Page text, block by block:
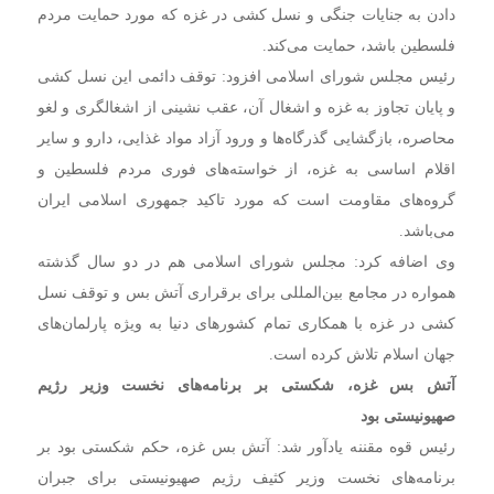
دادن به جنایات جنگی و نسل کشی در غزه که مورد حمایت مردم
فلسطین باشد، حمایت می‌کند.
رئیس مجلس شورای اسلامی افزود: توقف دائمی این نسل کشی
و پایان تجاوز به غزه و اشغال آن، عقب نشینی از اشغالگری و لغو
محاصره، بازگشایی گذرگاه‌ها و ورود آزاد مواد غذایی، دارو و سایر
اقلام اساسی به غزه، از خواسته‌های فوری مردم فلسطین و
گروه‌های مقاومت است که مورد تاکید جمهوری اسلامی ایران
می‌باشد.
وی اضافه کرد: مجلس شورای اسلامی هم در دو سال گذشته
همواره در مجامع بین‌المللی برای برقراری آتش بس و توقف نسل
کشی در غزه با همکاری تمام کشورهای دنیا به ویژه پارلمان‌های
جهان اسلام تلاش کرده است.
آتش بس غزه، شکستی بر برنامه‌های نخست وزیر رژیم
صهیونیستی بود
رئیس قوه مقننه یادآور شد: آتش بس غزه، حکم شکستی بود بر
برنامه‌های نخست وزیر کثیف رژیم صهیونیستی برای جبران